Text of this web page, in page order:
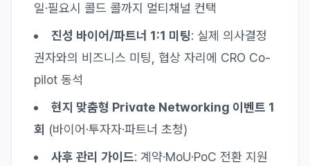
일·필요시 콜드 콜까지 멀티채널 컨택
진성 바이어/파트너 1:1 미팅: 실제 의사결정
권자와의 비즈니스 미팅, 협상 자리에 CRO Co-
pilot 동석
현지 맞춤형 Private Networking 이벤트 1
회 (바이어·투자자·파트너 초청)
사후 관리 가이드: 계약·MoU·PoC 전환 지원